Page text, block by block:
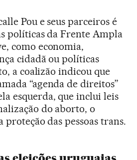
Pou e seus parceiros é
políticas da Frente Ampla
como economia,
cidadã ou políticas
a coalizão indicou que
“agenda de direitos”
esquerda, que inclui leis
do aborto, o
proteção das pessoas trans.